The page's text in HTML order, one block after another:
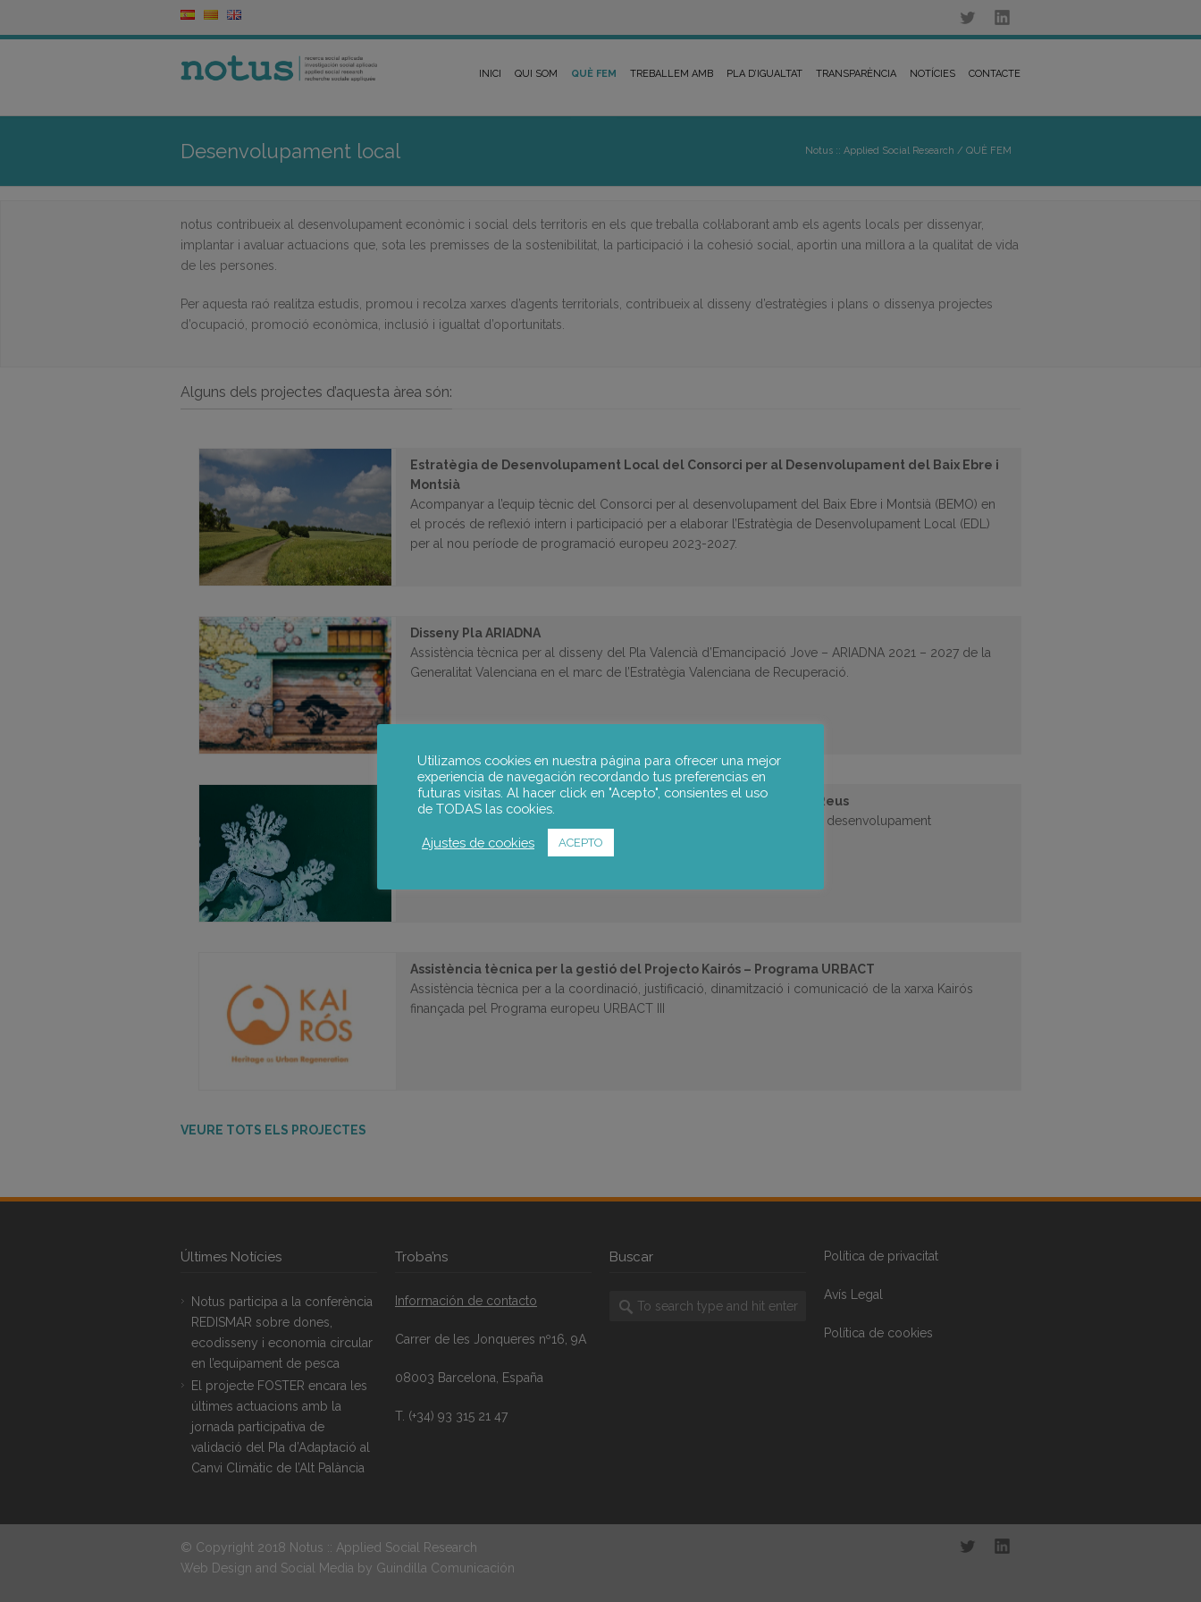
INICI QUI SOM QUÈ FEM TREBALLEM AMB PLA D’IGUALTAT TRANSPARÈNCIA NOTÍCIES CONTACTE
Desenvolupament local Notus :: Applied Social Research / QUÈ FEM
notus contribueix al desenvolupament econòmic i social dels territoris en els que treballa col·laborant amb els agents locals per dissenyar,
implantar i avaluar actuacions que, sota les premisses de la sostenibilitat, la participació i la cohesió social, aportin una millora a la qualitat de vida
de les persones.
Per aquesta raó realitza estudis, promou i recolza xarxes d’agents territorials, contribueix al disseny d’estratègies i plans o dissenya projectes
d’ocupació, promoció econòmica, inclusió i igualtat d’oportunitats.
Alguns dels projectes d’aquesta àrea són:
Estratègia de Desenvolupament Local del Consorci per al Desenvolupament del Baix Ebre i
Montsià
Acompanyar a l’equip tècnic del Consorci per al desenvolupament del Baix Ebre i Montsià (BEMO) en
el procés de reflexió intern i participació per a elaborar l’Estratègia de Desenvolupament Local (EDL)
per al nou període de programació europeu 2023-2027.
Disseny Pla ARIADNA
Assistència tècnica per al disseny del Pla Valencià d’Emancipació Jove – ARIADNA 2021 – 2027 de la
Generalitat Valenciana en el marc de l’Estratègia Valenciana de Recuperació.
Estratègia de desenvolupament socioeconòmic i l’ocupació de Reus
Assistència tècnica per a la coordinació i dinamització de l’Estratègia de desenvolupament
socioeconòmic i l’ocupació de Reus i elaboració del seu Pla d’Acció.
Assistència tècnica per la gestió del Projecto Kairós – Programa URBACT
Assistència tècnica per a la coordinació, justificació, dinamització i comunicació de la xarxa Kairós
finançada pel Programa europeu URBACT III
VEURE TOTS ELS PROJECTES
Últimes Notícies
Notus participa a la conferència
REDISMAR sobre dones,
ecodisseny i economia circular
en l’equipament de pesca
El projecte FOSTER encara les
últimes actuacions amb la
jornada participativa de
validació del Pla d’Adaptació al
Canvi Climàtic de l’Alt Palància
Troba’ns
Información de contacto
Carrer de les Jonqueres nº16, 9A
08003 Barcelona, España
T. (+34) 93 315 21 47
Buscar Política de privacitat
Avís Legal
Política de cookies
© Copyright 2018 Notus :: Applied Social Research
Web Design and Social Media by Guindilla Comunicación
Utilizamos cookies en nuestra página para ofrecer una mejor
experiencia de navegación recordando tus preferencias en
futuras visitas. Al hacer click en "Acepto", consientes el uso
de TODAS las cookies.
Ajustes de cookies ACEPTO